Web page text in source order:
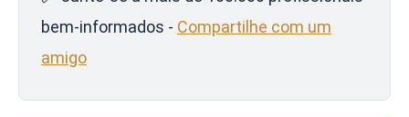
bem-informados - Compartilhe com um
amigo